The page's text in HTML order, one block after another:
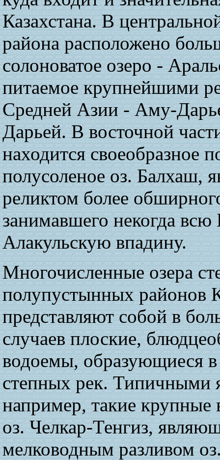
Казахстана. В
района расположено
солоноватое озеро -
питаемое крупнейшими
Средней Азии - Аму-
Дарьей. В восточной
находится своеобразное
полусоленое оз. Балхаш,
реликтом более
занимавшего некогда
Алакульскую впадину.
Многочисленные озера
полупустынных районов
представляют собой в
случаев плоские,
водоемы, образующиеся в
степных рек. Типичными
например, такие крупные
оз. Челкар-Тенгиз,
мелководным разливом